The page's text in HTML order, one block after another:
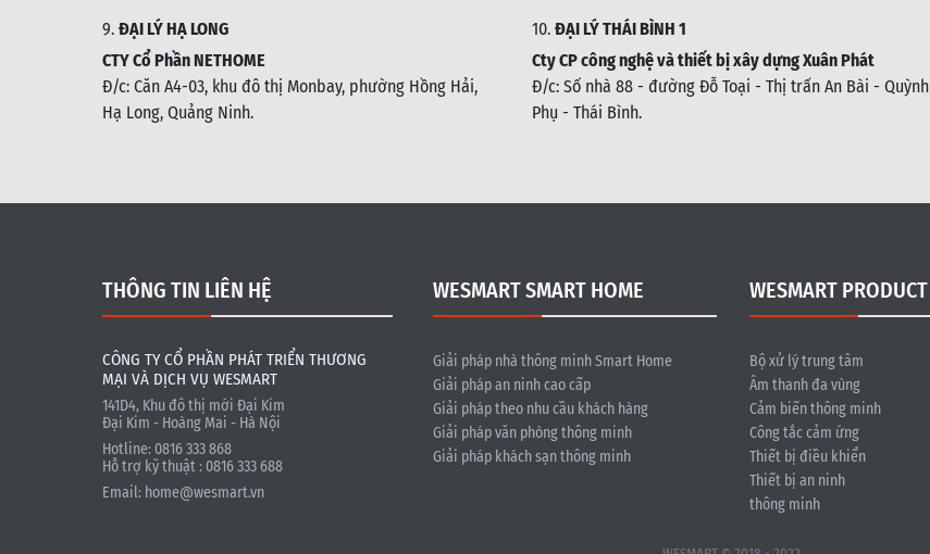
9. ĐẠI LÝ HẠ LONG
CTY Cổ Phần NETHOME
Đ/c: Căn A4-03, khu đô thị Monbay, phường Hồng Hải,
Hạ Long, Quảng Ninh.
10.ĐẠI LÝ THÁI BÌNH 1
Cty CP công nghệ và thiết bị xây dựng Xuân Phát
Đ/c: Số nhà 88 - đường Đỗ Toại - Thị trấn An Bài - Quỳnh
Phụ - Thái Bình.
THÔNG TIN LIÊN HỆ
CÔNG TY CỔ PHẦN PHÁT TRIỂN THƯƠNG
MẠI VÀ DỊCH VỤ WESMART
141D4, Khu đô thị mới Đại Kim
Đại Kim - Hoàng Mai - Hà Nội
Hotline: 0816 333 868
Hỗ trợ kỹ thuật : 0816 333 688
Email: home@wesmart.vn
WESMART SMART HOME
Giải pháp nhà thông minh Smart Home
Giải pháp an ninh cao cấp
Giải pháp theo nhu cầu khách hàng
Giải pháp văn phòng thông minh
Giải pháp khách sạn thông minh
WESMART PRODUCT
Bộ xử lý trung tâm
Âm thanh đa vùng
Cảm biến thông minh
Công tắc cảm ứng
Thiết bị điều khiển
Thiết bị an ninh
thông minh